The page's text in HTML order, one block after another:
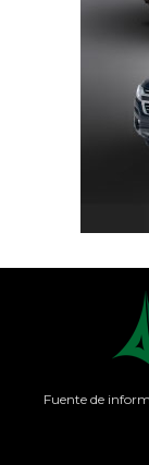
Fuente de